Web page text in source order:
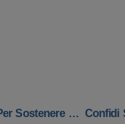
Confidi Systema! E BPER Banca: Rinnovata La Convenzione Per Sostenere Gli Investimenti Green Delle Imprese